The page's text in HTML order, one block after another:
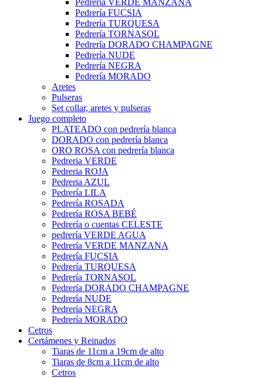
Pedrería VERDE MANZANA
Pedrería FUCSIA
Pedrería TURQUESA
Pedrería TORNASOL
Pedrería DORADO CHAMPAGNE
Pedrería NUDE
Pedrería NEGRA
Pedrería MORADO
Aretes
Pulseras
Set collar, aretes y pulseras
Juego completo
PLATEADO con pedrería blanca
DORADO con pedrería blanca
ORO ROSA con pedrería blanca
Pedreria VERDE
Pedreria ROJA
Pedreria AZUL
Pedrería LILA
Pedrería ROSADA
Pedrería ROSA BEBÉ
Pedrería o cuentas CELESTE
pedrería VERDE AGUA
Pedrería VERDE MANZANA
Pedrería FUCSIA
Pedrería TURQUESA
Pedrería TORNASOL
Pedrería DORADO CHAMPAGNE
Pedrería NUDE
Pedrería NEGRA
Pedrería MORADO
Cetros
Certámenes y Reinados
Tiaras de 11cm a 19cm de alto
Tiaras de 8cm a 11cm de alto
Cetros